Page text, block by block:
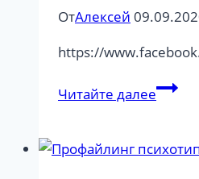
ОтАлексей
https://
Читайте далееРазбор